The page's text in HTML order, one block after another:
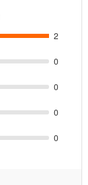
2
0
0
0
0